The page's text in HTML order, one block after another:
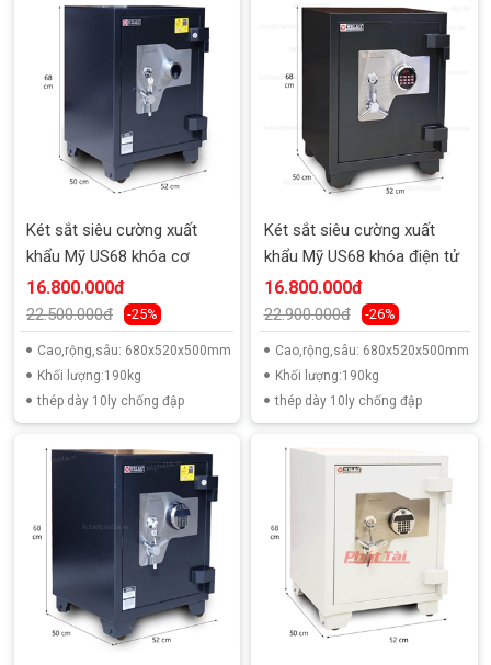
Két sắt siêu cường xuất
khẩu Mỹ US68 khóa cơ
16.800.000đ
22.500.000đ -25%
Cao,rộng,sâu: 680x520x500mm
Khối lượng:190kg
thép dày 10ly chống đập
Két sắt siêu cường xuất
khẩu Mỹ US68 khóa điện tử
16.800.000đ
22.900.000đ -26%
Cao,rộng,sâu: 680x520x500mm
Khối lượng:190kg
thép dày 10ly chống đập